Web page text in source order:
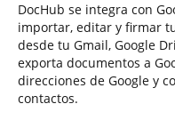
DocHub se integra con
importar, editar y firmar
desde tu Gmail, Google
exporta documentos a
direcciones de Google y
contactos.